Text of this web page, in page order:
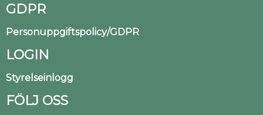
GDPR
Personuppgiftspolicy/GDPR
LOGIN
Styrelseinlogg
FÖLJ OSS